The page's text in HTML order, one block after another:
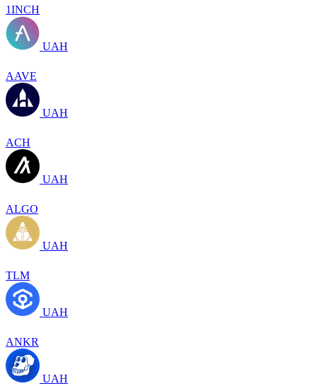
1INCH
UAH
AAVE
UAH
ACH
UAH
ALGO
UAH
TLM
UAH
ANKR
UAH